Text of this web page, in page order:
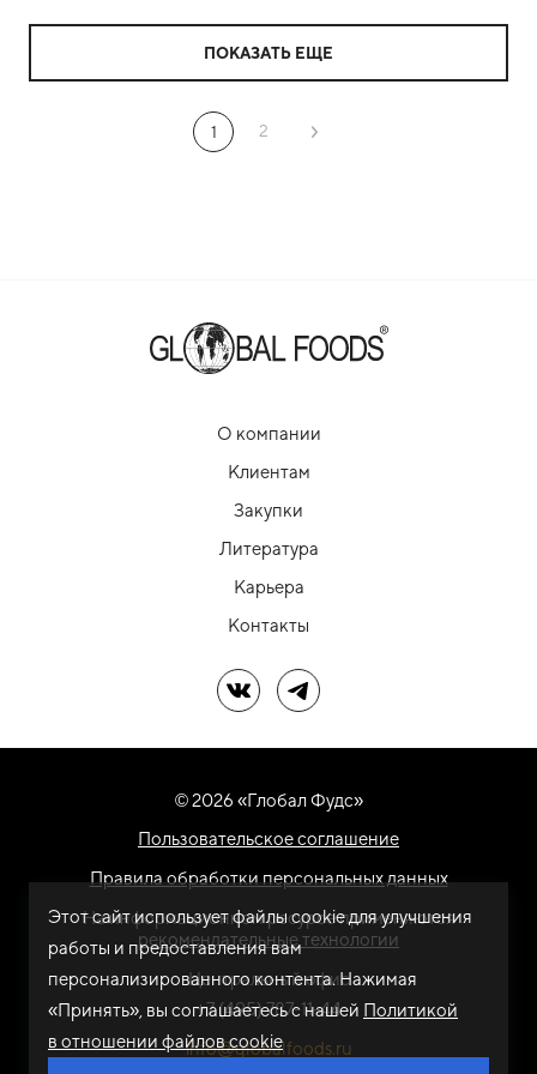
ПОКАЗАТЬ ЕЩЕ
1 2
О компании
Клиентам
Закупки
Литература
Карьера
Контакты
Мы в ВКМы в Telegram
© 2026 «Глобал Фудс»
Пользовательское соглашение
Правила обработки персональных данных
На информационном ресурсе применяются
рекомендательные технологии
Центральный офис
+7 (495) 787-11-44
info@globalfoods.ru
Этот сайт использует файлы cookie для улучшения
работы и предоставления вам
персонализированного контента. Нажимая
«Принять», вы соглашаетесь с нашей Политикой
в отношении файлов cookie